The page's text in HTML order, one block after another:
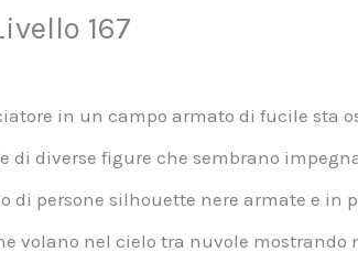
167
in un campo armato di fucile sta
di diverse figure che sembrano
di persone silhouette nere armate e in
volano nel cielo tra nuvole mostrando